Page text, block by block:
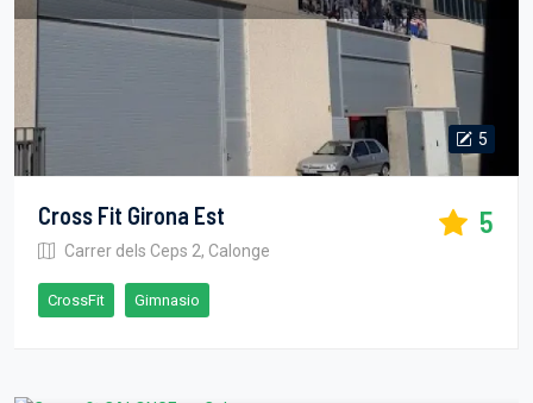
5
Cross Fit Girona Est
Carrer dels Ceps 2, Calonge
5
CrossFit Gimnasio